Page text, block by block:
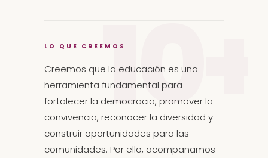
LO QUE CREEMOS
Creemos que la educación es una
herramienta fundamental para
fortalecer la democracia, promover la
convivencia, reconocer la diversidad y
construir oportunidades para las
comunidades. Por ello, acompañamos